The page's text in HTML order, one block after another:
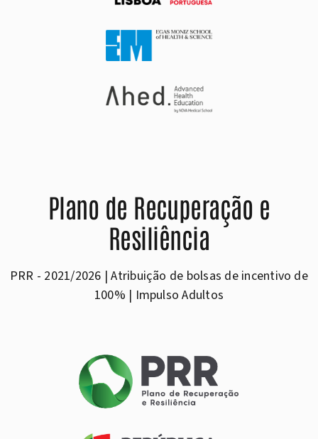
Plano de Recuperação e
Resiliência
PRR - 2021/2026 | Atribuição de bolsas de incentivo de
100% | Impulso Adultos